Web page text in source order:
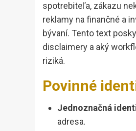
spotrebiteľa, zákazu
reklamy na finančné a
bývaní. Tento text
disclaimery a aký
riziká.
Povinné
Jednoznačná
adresa.